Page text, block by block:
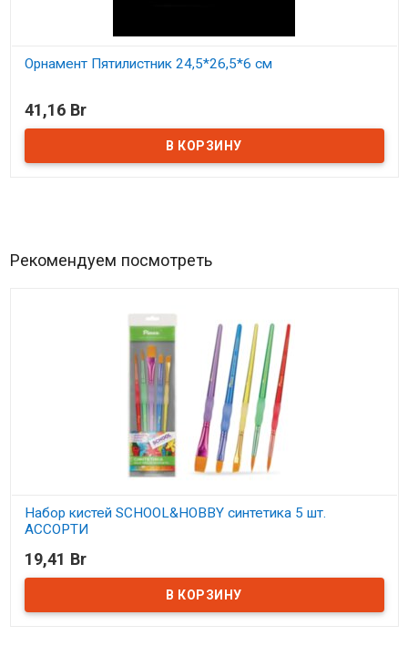
Орнамент Пятилистник 24,5*26,5*6 см
41,16 Br
Рекомендуем посмотреть
Набор кистей SCHOOL&HOBBY синтетика 5 шт.
АССОРТИ
В наличии
19,41 Br